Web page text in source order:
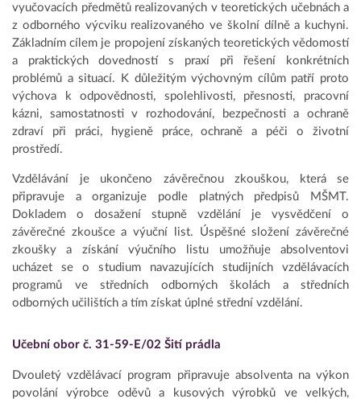
vyučovacích předmětů realizovaných v teoretických učebnách a
z odborného výcviku realizovaného ve školní dílně a kuchyni.
Základním cílem je propojení získaných teoretických vědomostí
a praktických dovedností s praxí při řešení konkrétních
problémů a situací. K důležitým výchovným cílům patří proto
výchova k odpovědnosti, spolehlivosti, přesnosti, pracovní
kázni, samostatnosti v rozhodování, bezpečnosti a ochraně
zdraví při práci, hygieně práce, ochraně a péči o životní
prostředí.
Vzdělávání je ukončeno závěrečnou zkouškou, která se
připravuje a organizuje podle platných předpisů MŠMT.
Dokladem o dosažení stupně vzdělání je vysvědčení o
závěrečné zkoušce a výuční list. Úspěšné složení závěrečné
zkoušky a získání výučního listu umožňuje absolventovi
ucházet se o studium navazujících studijních vzdělávacích
programů ve středních odborných školách a středních
odborných učilištích a tím získat úplné střední vzdělání.
Učební obor č. 31-59-E/02 Šití prádla
Dvouletý vzdělávací program připravuje absolventa na výkon
povolání výrobce oděvů a kusových výrobků ve velkých,